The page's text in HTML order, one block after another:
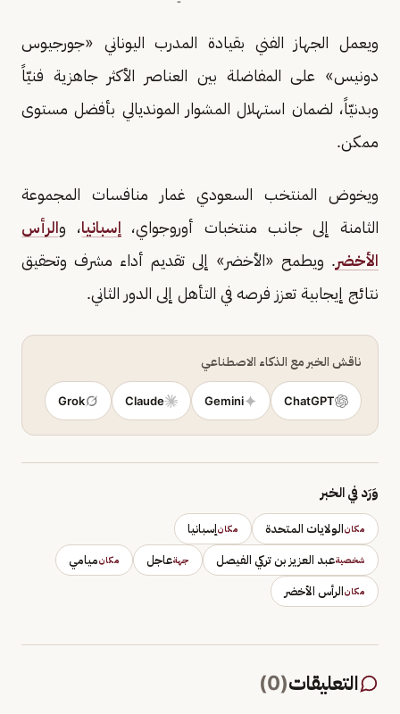
ويعمل الجهاز الفني بقيادة المدرب اليوناني «جورجيوس
دونيس» على المفاضلة بين العناصر الأكثر جاهزية فنيّاً
وبدنيّاً، لضمان استهلال المشوار المونديالي بأفضل مستوى
ممكن.
ويخوض المنتخب السعودي غمار منافسات المجموعة
الثامنة إلى جانب منتخبات أوروجواي، إسبانيا، والرأس
الأخضر. ويطمح «الأخضر» إلى تقديم أداء مشرف وتحقيق
نتائج إيجابية تعزز فرصه في التأهل إلى الدور الثاني.
ناقش الخبر مع الذكاء الاصطناعي
ChatGPT
Gemini
Claude
Grok
وَرَد في الخبر
مكانالولايات المتحدة مكانإسبانيا
شخصيةعبد العزيز بن تركي الفيصل جهةعاجل مكانميامي
مكانالرأس الأخضر
التعليقات(
0
)